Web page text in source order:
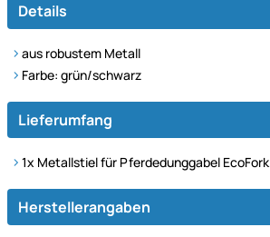
Details
aus robustem Metall
Farbe: grün/schwarz
Lieferumfang
1x Metallstiel für Pferdedunggabel EcoFork
Herstellerangaben